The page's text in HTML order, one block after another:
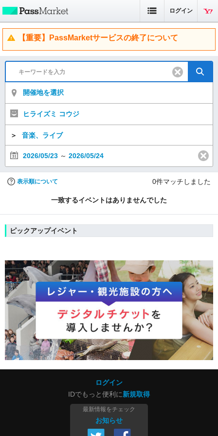
ログイン
【重要】PassMarketサービスの終了について
開催地を選択
ヒライズミ コウジ
＞ 音楽、ライブ
2026/05/23 ～ 2026/05/24
表示順について 0件マッチしました
一致するイベントはありませんでした
ピックアップイベント
ログイン
IDでもっと便利に新規取得
最新情報をチェック
お知らせ